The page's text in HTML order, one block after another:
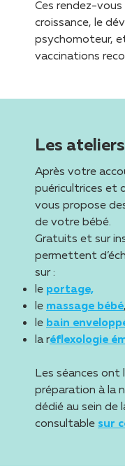
Ces rendez-
croissance, le
psychomoteur,
vaccinations
Les
Après votre
puéricultrices et
vous propose
de votre bébé.
Gratuits et sur
permettent
sur :
le portage,
le massage bébé,
le bain
la réflexologie
Les séances ont
préparation à la
dédié au sein de
consultable sur